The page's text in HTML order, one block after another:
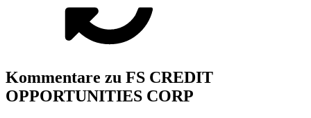
Kommentare zu FS CREDIT
OPPORTUNITIES CORP